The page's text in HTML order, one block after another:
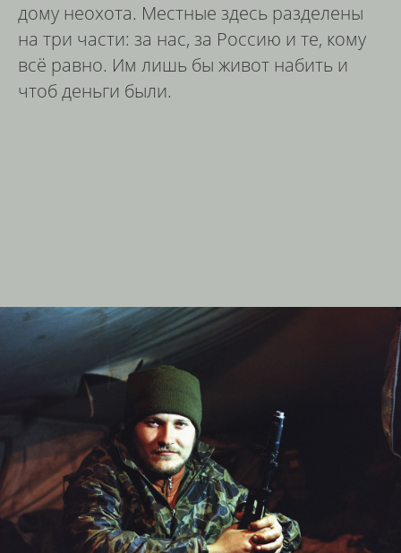
дому неохота. Местные здесь разделены
на три части: за нас, за Россию и те, кому
всё равно. Им лишь бы живот набить и
чтоб деньги были.